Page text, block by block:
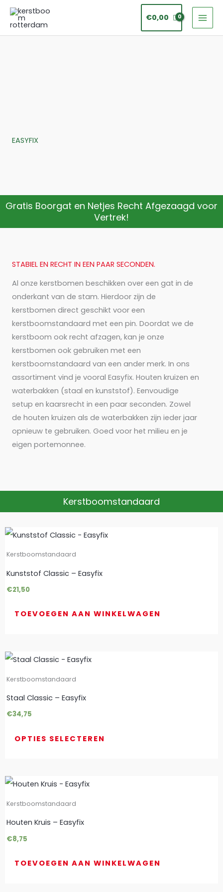
Ga
de
€0,00
EASYFIX
Gratis Boorgat en Netjes Recht Afgezaagd voor
Vertrek!
STABIEL EN RECHT IN EEN PAAR SECONDEN.
Al onze kerstbomen beschikken over een gat in de
onderkant van de stam. Hierdoor zijn de
kerstbomen direct geschikt voor een
kerstboomstandaard met een pin. Doordat we de
kerstboom ook recht afzagen, kan je onze
kerstbomen ook gebruiken met een
kerstboomstandaard van een ander merk. In ons
assortiment vind je vooral Easyfix. Houten kruizen en
waterbakken (staal en kunststof). Eenvoudige
setup en kaarsrecht in een paar seconden. Zowel
de houten kruizen als de waterbakken zijn ieder jaar
opnieuw te gebruiken. Goed voor het milieu en je
eigen portemonnee.
Kerstboomstandaard
Kerstboomstandaard
Kunststof Classic – Easyfix
€21,50
TOEVOEGEN AAN WINKELWAGEN
Kerstboomstandaard
Staal Classic – Easyfix
€34,75
OPTIES SELECTEREN
Deze
Kerstboomstandaard
Houten Kruis – Easyfix
€8,75
TOEVOEGEN AAN WINKELWAGEN